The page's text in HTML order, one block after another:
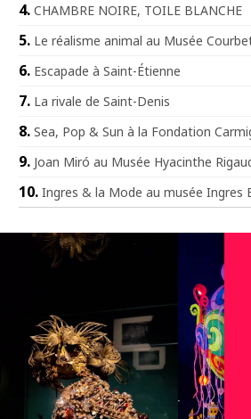
CHAMBRE NOIRE, TOILE BLANCHE
Le réalisme animal au Musée
Escapade à Saint-Étienne
La rivale de Saint-Denis
Sea, Pop & Sun à la Fondation
Joan Miró au Musée Hyacinthe
Ingres & la Mode au musée Ingres